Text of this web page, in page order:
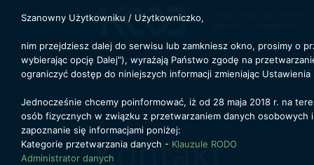
O nas Produkty Nasi
Kontakt
Szanowny Użytkowniku / Użytkowniczko,
nim przejdziesz dalej do serwisu lub zamkniesz okno, prosimy o
wybierając opcję Dalej"), wyrażają Państwo zgodę na
ograniczyć dostęp do niniejszych informacji zmieniając
Jednocześnie chcemy poinformować, iż od 28 maja 2018 r. na
osób fizycznych w związku z przetwarzaniem danych
zapoznanie się informacjami poniżej:
Kategorie przetwarzania danych - Klauzule RODO
Administrator danych